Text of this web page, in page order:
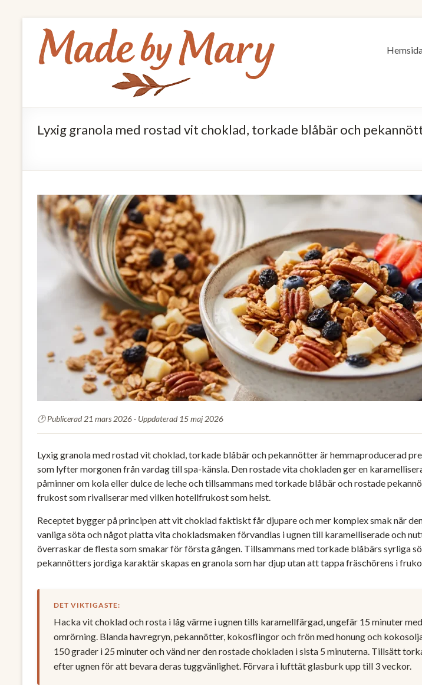
content
Made
by
Allt
om
mat
Lyxig granola med rostad vit choklad, torkade blåbär och
Publicerad 21 mars 2026 · Uppdaterad 15 maj 2026
Lyxig granola med rostad vit choklad, torkade blåbär och pekannötter är hemmaproducerad
som lyfter morgonen från vardag till spa-känsla. Den rostade vita chokladen ger en
påminner om kola eller dulce de leche och tillsammans med torkade blåbär och rostade
frukost som rivaliserar med vilken hotellfrukost som helst.
Receptet bygger på principen att vit choklad faktiskt får djupare och mer komplex smak när
vanliga söta och något platta vita chokladsmaken förvandlas i ugnen till karamelliserade och
överraskar de flesta som smakar för första gången. Tillsammans med torkade blåbärs syrliga
pekannötters jordiga karaktär skapas en granola som har djup utan att tappa fräschörens i
DET VIKTIGASTE:
Hacka vit choklad och rosta i låg värme i ugnen tills karamellfärgad, ungefär 15 minuter med
omrörning. Blanda havregryn, pekannötter, kokosflingor och frön med honung och
150 grader i 25 minuter och vänd ner den rostade chokladen i sista 5 minuterna. Tillsätt
efter ugnen för att bevara deras tuggvänlighet. Förvara i lufttät glasburk upp till 3 veckor.